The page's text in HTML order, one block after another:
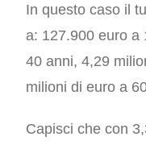
In questo caso il
a: 127.900 euro a
40 anni, 4,29
milioni di euro a
Capisci che con